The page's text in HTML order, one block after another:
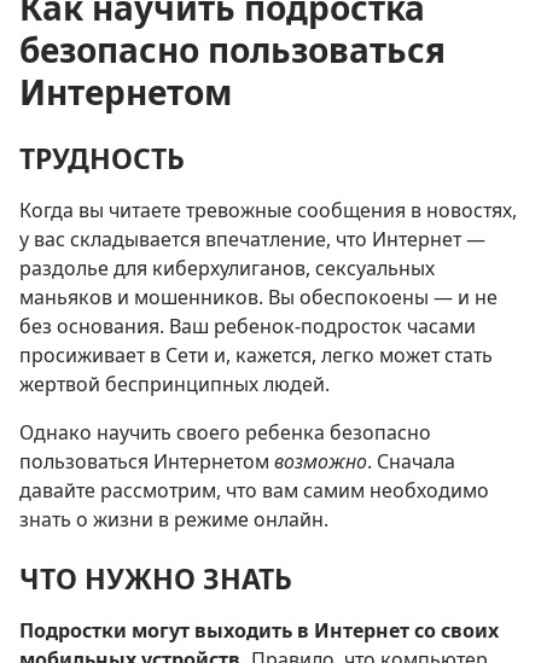
безопасно пользоваться
Интернетом
ТРУДНОСТЬ
Когда вы читаете тревожные сообщения в новостях,
у вас складывается впечатление, что Интернет —
раздолье для киберхулиганов, сексуальных
маньяков и мошенников. Вы обеспокоены — и не
без основания. Ваш ребенок-подросток часами
просиживает в Сети и, кажется, легко может стать
жертвой беспринципных людей.
Однако научить своего ребенка безопасно
пользоваться Интернетом возможно. Сначала
давайте рассмотрим, что вам самим необходимо
знать о жизни в режиме онлайн.
ЧТО НУЖНО ЗНАТЬ
Подростки могут выходить в Интернет со своих